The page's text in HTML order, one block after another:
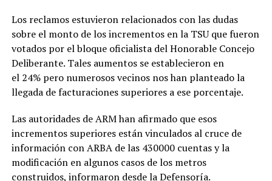
Los reclamos estuvieron relacionados con las dudas
sobre el monto de los incrementos en la TSU que fueron
votados por el bloque oficialista del Honorable Concejo
Deliberante. Tales aumentos se establecieron en
el 24% pero numerosos vecinos nos han planteado la
llegada de facturaciones superiores a ese porcentaje.
Las autoridades de ARM han afirmado que esos
incrementos superiores están vinculados al cruce de
información con ARBA de las 430000 cuentas y la
modificación en algunos casos de los metros
construidos, informaron desde la Defensoría.